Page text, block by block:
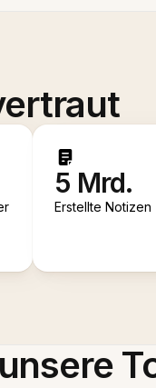
5 Mrd.
Erstellte Notizen